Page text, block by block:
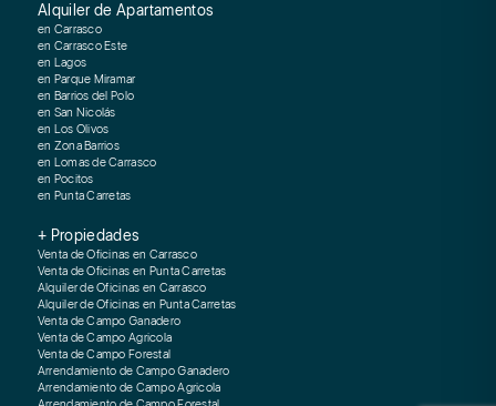
Alquiler de Apartamentos
en Carrasco
en Carrasco Este
en Lagos
en Parque Miramar
en Barrios del Polo
en San Nicolás
en Los Olivos
en Zona Barrios
en Lomas de Carrasco
en Pocitos
en Punta Carretas
+ Propiedades
Venta de Oficinas en Carrasco
Venta de Oficinas en Punta Carretas
Alquiler de Oficinas en Carrasco
Alquiler de Oficinas en Punta Carretas
Venta de Campo Ganadero
Venta de Campo Agricola
Venta de Campo Forestal
Arrendamiento de Campo Ganadero
Arrendamiento de Campo Agricola